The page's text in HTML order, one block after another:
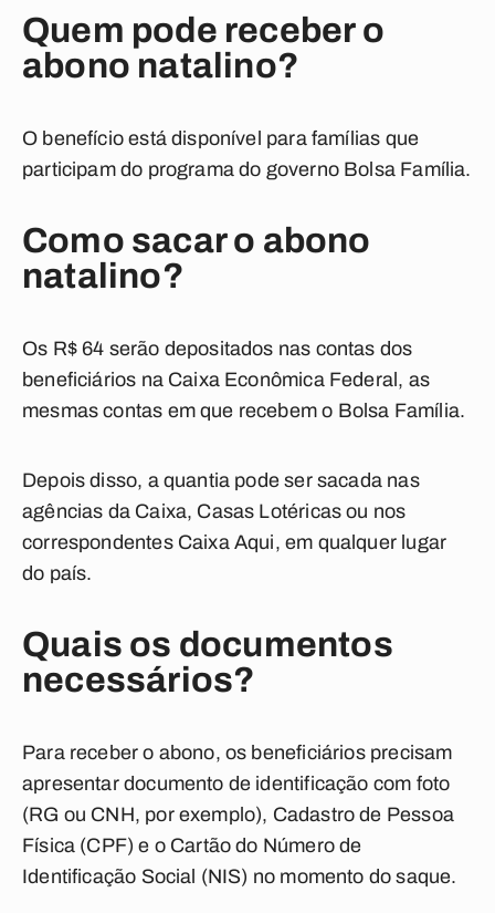
Quem pode receber o
abono natalino?
O benefício está disponível para famílias que
participam do programa do governo Bolsa Família.
Como sacar o abono
natalino?
Os R$ 64 serão depositados nas contas dos
beneficiários na Caixa Econômica Federal, as
mesmas contas em que recebem o Bolsa Família.
Depois disso, a quantia pode ser sacada nas
agências da Caixa, Casas Lotéricas ou nos
correspondentes Caixa Aqui, em qualquer lugar
do país.
Quais os documentos
necessários?
Para receber o abono, os beneficiários precisam
apresentar documento de identificação com foto
(RG ou CNH, por exemplo), Cadastro de Pessoa
Física (CPF) e o Cartão do Número de
Identificação Social (NIS) no momento do saque.